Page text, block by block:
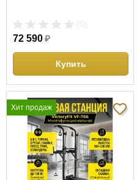
72 590₽
Купить
Хит продаж